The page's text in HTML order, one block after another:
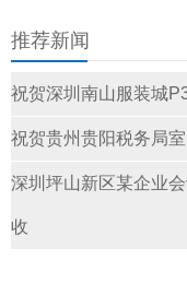
推荐新闻
祝贺深圳南山服装城
祝贺贵州贵阳税务局
深圳坪山新区某企业
收